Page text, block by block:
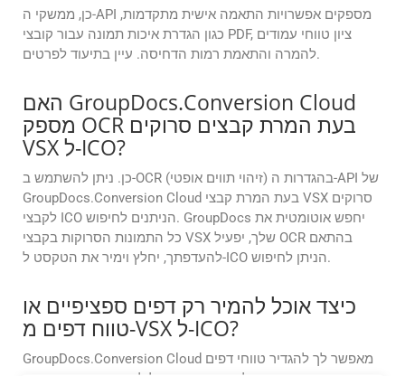
כן, ממשקי ה-API מספקים אפשרויות התאמה אישית מתקדמות,
כגון הגדרת איכות תמונה עבור קובצי PDF, ציון טווחי עמודים
להמרה והתאמת רמות הדחיסה. עיין בתיעוד לפרטים.
האם GroupDocs.Conversion Cloud
מספק OCR בעת המרת קבצים סרוקים
VSX ל-ICO?
כן. ניתן להשתמש ב-OCR (זיהוי תווים אופטי) בהגדרות ה-API של
GroupDocs.Conversion Cloud בעת המרת קבצי VSX סרוקים
לקבצי ICO הניתנים לחיפוש. GroupDocs יחפש אוטומטית את
כל התמונות הסרוקות בקבצי VSX שלך, יפעיל OCR בהתאם
להעדפתך, יחלץ וימיר את הטקסט ל-ICO הניתן לחיפוש.
כיצד אוכל להמיר רק דפים ספציפיים או
טווח דפים מ-VSX ל-ICO?
GroupDocs.Conversion Cloud מאפשר לך להגדיר טווחי דפים